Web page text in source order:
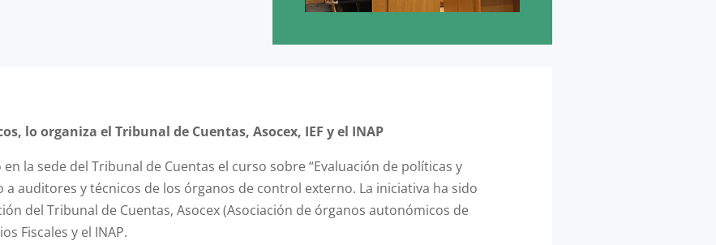
lo organiza el Tribunal de Cuentas, Asocex, IEF y el INAP
la sede del Tribunal de Cuentas el curso sobre “Evaluación de políticas y
auditores y técnicos de los órganos de control externo. La iniciativa ha sido
del Tribunal de Cuentas, Asocex (Asociación de órganos autonómicos de
Fiscales y el INAP.